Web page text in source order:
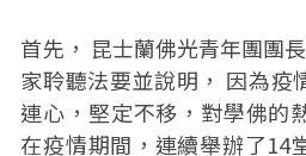
首先， 昆士蘭佛光青年團團
家聆聽法要並說明， 因為疫
連心，堅定不移，對學佛的
在疫情期間，連續舉辦了14